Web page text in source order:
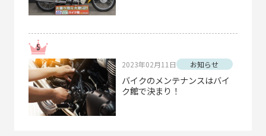
2023年02月11日 お知らせ
バイクのメンテナンスはバイ
ク館で決まり！